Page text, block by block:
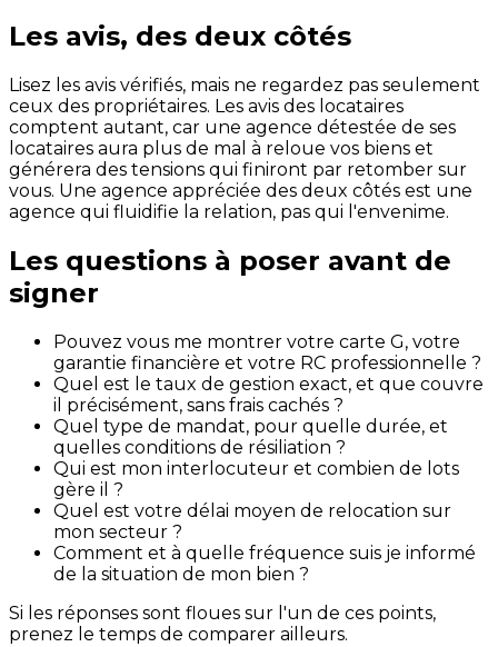
Les avis, des deux côtés
Lisez les avis vérifiés, mais ne regardez pas seulement
ceux des propriétaires. Les avis des locataires
comptent autant, car une agence détestée de ses
locataires aura plus de mal à reloue vos biens et
générera des tensions qui finiront par retomber sur
vous. Une agence appréciée des deux côtés est une
agence qui fluidifie la relation, pas qui l'envenime.
Les questions à poser avant de
signer
Pouvez vous me montrer votre carte G, votre
garantie financière et votre RC professionnelle ?
Quel est le taux de gestion exact, et que couvre
il précisément, sans frais cachés ?
Quel type de mandat, pour quelle durée, et
quelles conditions de résiliation ?
Qui est mon interlocuteur et combien de lots
gère il ?
Quel est votre délai moyen de relocation sur
mon secteur ?
Comment et à quelle fréquence suis je informé
de la situation de mon bien ?
Si les réponses sont floues sur l'un de ces points,
prenez le temps de comparer ailleurs.